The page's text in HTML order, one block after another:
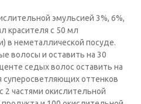
эмульсией 3%, 6%,
красителя с 50 мл
в неметаллической посуде.
волосы и оставить на 30
седых волос оставить на
суперосветляющих оттенков
2 частями окислительной